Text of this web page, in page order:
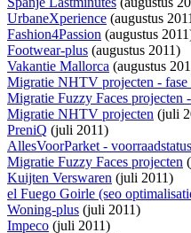
UrbaneXperience (augustus
Fashion4Passion (augustus
Footwear-plus (augustus 2011)
Vakantie Mallorca (augustus
Migratie NHTV projecten - fase
Migratie Fuzzy Faces projecten
Migratie NHTV projecten (juli
PreniQ (juli 2011)
AllesVoorParket - voorraadstatus
Migratie Fuzzy Faces projecten
Kuijten Verswaren (juli 2011)
el Fuego Goirle (seo
Woning-plus (juli 2011)
Impeco (juli 2011)